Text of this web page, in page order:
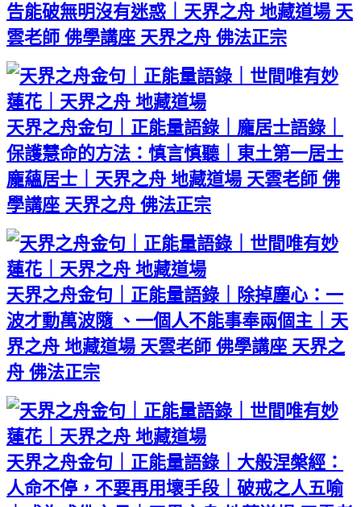
告能破無明沒有迷惑｜天界之舟 地藏道場 天
雲老師 佛學講座 天界之舟 佛法正宗
天界之舟金句｜正能量語錄｜龐居士語錄｜
保護慧命的方法：慎言慎聽｜東土第一居士
龐蘊居士｜天界之舟 地藏道場 天雲老師 佛
學講座 天界之舟 佛法正宗
天界之舟金句｜正能量語錄｜除掉塵心：一
波才動萬波隨 、一個人不能事奉兩個主｜天
界之舟 地藏道場 天雲老師 佛學講座 天界之
舟 佛法正宗
天界之舟金句｜正能量語錄｜大般涅槃經：
人命不停，不要再用壞手段｜破戒之人五喻